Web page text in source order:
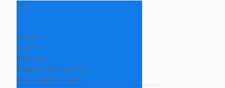
+35
°
C
H: +36°
L: +25°
Καρδίτσα
Σάββατο, 08 Αύγουστος
Πρόγνωση για 7 μέρες